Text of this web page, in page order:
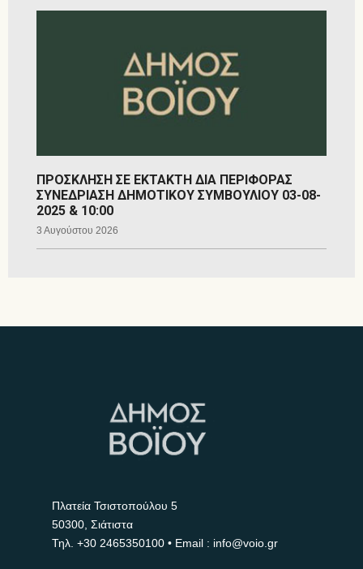
ΠΡΟΣΚΛΗΣΗ ΣΕ ΕΚΤΑΚΤΗ ΔΙΑ ΠΕΡΙΦΟΡΑΣ
ΣΥΝΕΔΡΙΑΣΗ ΔΗΜΟΤΙΚΟΥ ΣΥΜΒΟΥΛΙΟΥ 03-08-
2025 & 10:00
3 Αυγούστου 2026
Πλατεία Τσιστοπούλου 5
50300, Σιάτιστα
Τηλ. +30 2465350100 • Email : info@voio.gr